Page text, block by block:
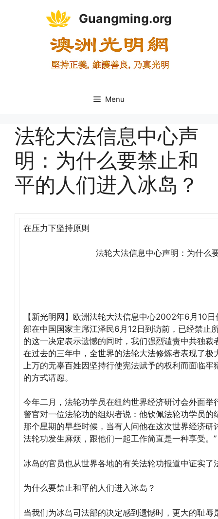
Guangming.org
Menu
法轮大法信息中心声
明：为什么要禁止和
平的人们进入冰岛？
在压力下坚持原则
法轮大法信息中心声明：为什么
【新光明网】欧洲法轮大法信息中心2002年6月10
部在中国国家主席江泽民6月12日到访前，已经禁止
的这一决定表示遗憾的同时，我们强烈谴责中共独
在过去的三年中，全世界的法轮大法修炼者表现了
上万的无辜百姓因坚持行使宪法赋予的权利而面临
的方式请愿。
今年二月，法轮功学员在纽约世界经济研讨会外面
警官对一位法轮功的组织者说：他钦佩法轮功学员
那个星期的早些时候，当有人问他在这次世界经济
法轮功发生麻烦，跟他们一起工作简直是一种享受。”
冰岛的官员也从世界各地的有关法轮功报道中证实
为什么要禁止和平的人们进入冰岛？
当我们为冰岛司法部的决定感到遗憾时，更大的耻